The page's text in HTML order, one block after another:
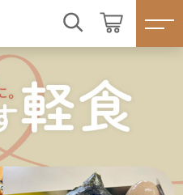
て
プ☆人気商品☆
検索